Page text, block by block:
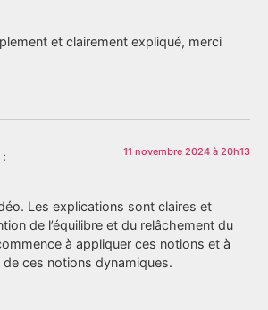
et clairement expliqué, merci
11 novembre 2024 à 20h13
Les explications sont claires et
de l’équilibre et du relâchement du
à appliquer ces notions et à
de ces notions dynamiques.